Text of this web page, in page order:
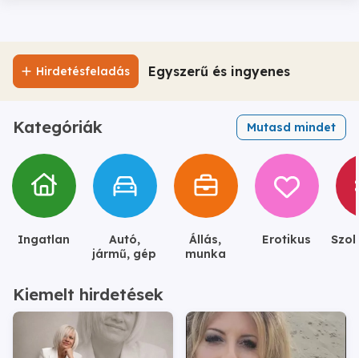
Hirdetésfeladás Egyszerű és ingyenes
Kategóriák Mutasd mindet
Ingatlan
Autó,
jármű, gép
Állás,
munka
Erotikus
Kiemelt hirdetések